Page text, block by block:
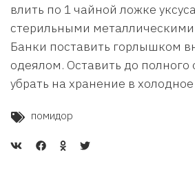
влить по 1 чайной ложке
стерильными
Банки поставить горлышком
одеялом. Оставить до полного
убрать на хранение в
помидор